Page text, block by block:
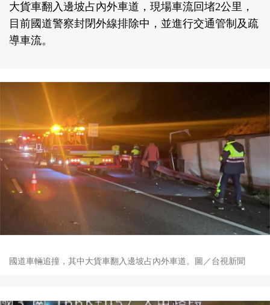
大貨車翻入邊坡占內外車道，現場車流回堵2公里，
目前國道警察封閉外線排除中，並進行交通管制及疏
導車流。
國道車輛追撞，其中大貨車翻入邊坡占內外車道。圖／台視新聞